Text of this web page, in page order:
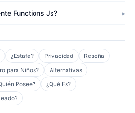
Functions Js?
¿Estafa? Privacidad
Reseña
para Niños?
Alternativas
Posee?
¿Qué Es?